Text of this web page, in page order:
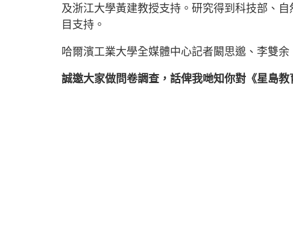
及浙江大學黃建教授支持。研究得到科技部、
目支持。
哈爾濱工業大學全媒體中心記者闞思邈、李雙余
誠邀大家做問卷調查，話俾我哋知你對《星島